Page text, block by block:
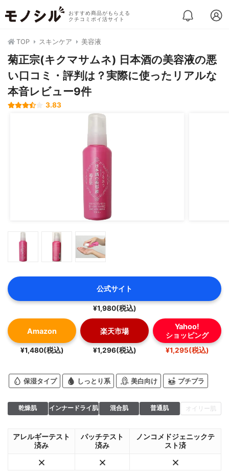
おすすめ商品がもらえる
クチコミポイ活サイト
TOP スキンケア 美容液
菊正宗(キクマサムネ) 日本酒の美容液の悪
い口コミ・評判は？実際に使ったリアルな
本音レビュー9件
3.83
公式サイト
¥1,980(税込)
Amazon
¥1,480(税込)
楽天市場
¥1,296(税込)
Yahoo!
ショッピング
¥1,295(税込)
保湿タイプ しっとり系 美白向け プチプラ
乾燥肌 インナードライ肌 混合肌 普通肌 オイリー肌
アレルギーテスト
済み
パッチテスト
済み
ノンコメドジェニックテ
スト済